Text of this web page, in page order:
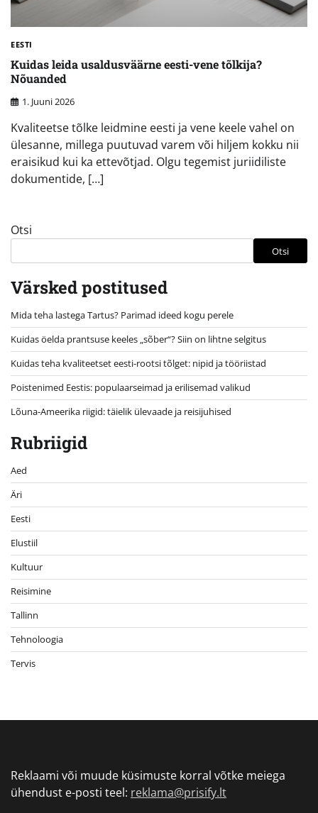
EESTI
Kuidas leida usaldusväärne eesti-vene tõlkija?
Nõuanded
1. Juuni 2026
Kvaliteetse tõlke leidmine eesti ja vene keele vahel on
ülesanne, millega puutuvad varem või hiljem kokku nii
eraisikud kui ka ettevõtjad. Olgu tegemist juriidiliste
dokumentide, […]
Otsi
Otsi
Värsked postitused
Mida teha lastega Tartus? Parimad ideed kogu perele
Kuidas öelda prantsuse keeles „sõber“? Siin on lihtne selgitus
Kuidas teha kvaliteetset eesti-rootsi tõlget: nipid ja tööriistad
Poistenimed Eestis: populaarseimad ja erilisemad valikud
Lõuna-Ameerika riigid: täielik ülevaade ja reisijuhised
Rubriigid
Aed
Äri
Eesti
Elustiil
Kultuur
Reisimine
Tallinn
Tehnoloogia
Tervis
Reklaami või muude küsimuste korral võtke meiega
ühendust e-posti teel: reklama@prisify.lt